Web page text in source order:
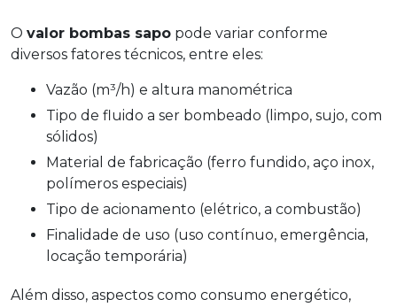
O valor bombas sapo pode variar conforme
diversos fatores técnicos, entre eles:
Vazão (m³/h) e altura manométrica
Tipo de fluido a ser bombeado (limpo, sujo, com
sólidos)
Material de fabricação (ferro fundido, aço inox,
polímeros especiais)
Tipo de acionamento (elétrico, a combustão)
Finalidade de uso (uso contínuo, emergência,
locação temporária)
Além disso, aspectos como consumo energético,